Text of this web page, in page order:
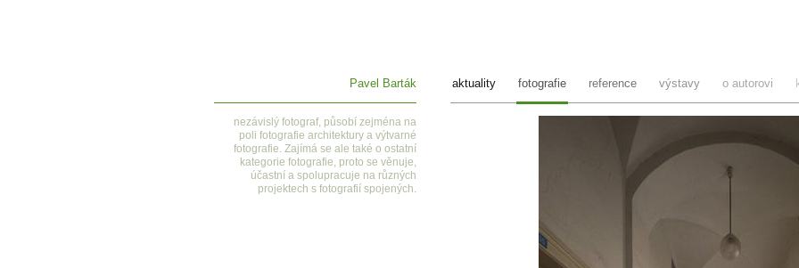
Pavel Barták
nezávislý fotograf, působí zejména na
poli fotografie architektury a výtvarné
fotografie. Zajímá se ale také o ostatní
kategorie fotografie, proto se věnuje,
účastní a spolupracuje na různých
projektech s fotografií spojených.
aktuality fotografie reference výstavy o autorovi